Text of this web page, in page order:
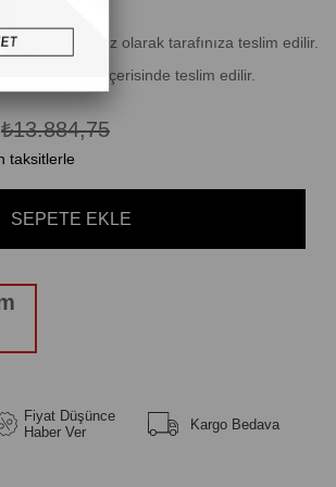
ücretsiz olarak tarafınıza teslim edilir.
ile 10 iş günü içerisinde teslim edilir.
₺13.884,75
taksitlerle
Fiyat Düşünce
Haber Ver
Kargo Bedava